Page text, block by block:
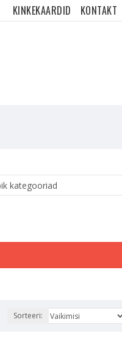
KINKEKAARDID KONTAKT
Sorteeri: